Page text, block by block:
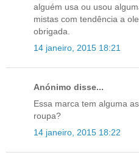
alguém usa ou usou
mistas com tendência a
obrigada.
14 janeiro, 2015 18:21
Anónimo disse...
Essa marca tem alguma
roupa?
14 janeiro, 2015 18:22